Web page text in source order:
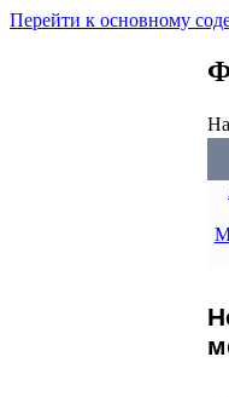
Перейти к основному